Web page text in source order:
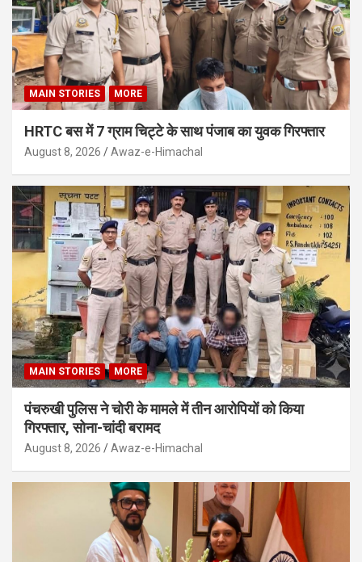
MAIN STORIES MORE
HRTC बस में 7 ग्राम चिट्टे के साथ पंजाब का युवक गिरफ्तार
August 8, 2026 Awaz-e-Himachal
MAIN STORIES MORE
पंचरुखी पुलिस ने चोरी के मामले में तीन आरोपियों को किया
गिरफ्तार, सोना-चांदी बरामद
August 8, 2026 Awaz-e-Himachal